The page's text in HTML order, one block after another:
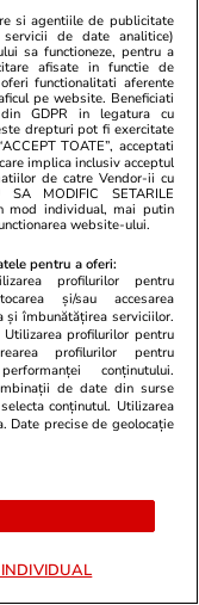
si agentiile de publicitate
de date analitice)
sa functioneze, pentru a
afisate in functie de
functionalitati aferente
pe website. Beneficiati
GDPR in legatura cu
drepturi pot fi exercitate
TOATE”, acceptati
implica inclusiv acceptul
de catre Vendor-ii cu
MODIFIC SETARILE
mod individual, mai putin
website-ului.
pentru a oferi:
profilurilor pentru
și/sau accesarea
și îmbunătățirea serviciilor.
profilurilor pentru
profilurilor pentru
conținutului.
de date din surse
conținutul. Utilizarea
Date precise de geolocație